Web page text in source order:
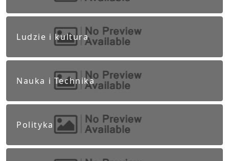
Ludzie i kultura
Nauka i Technika
Polityka